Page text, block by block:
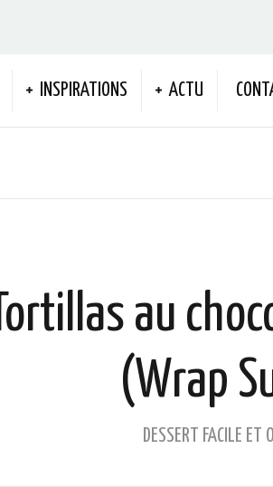
INSPIRATIONS ACTU
Tortillas au
(Wrap
DESSERT FACILE ET